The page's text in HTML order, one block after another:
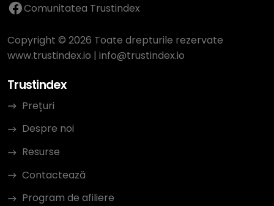
Comunitatea Trustindex
Copyright © 2026 Toate drepturile rezervate
www.trustindex.io | info@trustindex.io
Trustindex
Prețuri
Despre noi
Resurse
Contactează
Program de afiliere